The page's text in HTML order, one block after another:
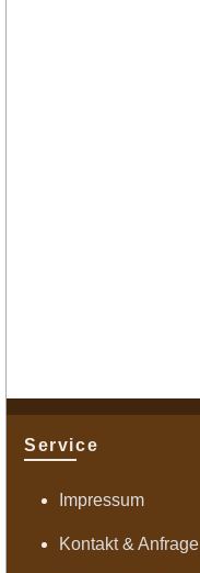
Service
Impressum
Kontakt & Anfrage